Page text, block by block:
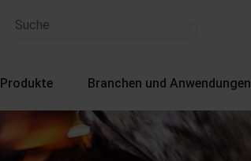
Produkte Branchen und Anwendungen